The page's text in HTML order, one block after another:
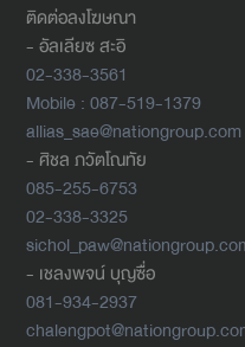
ติดต่อลงโฆษณา
- อัลเลียซ สะอิ
02-338-3561
Mobile : 087-519-1379
allias_sae@nationgroup.com
- ศิชล ภวัตโณทัย
085-255-6753
02-338-3325
- เชลงพจน์ บุญซื่อ
081-934-2937